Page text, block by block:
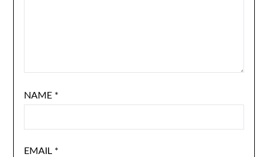
NAME *
EMAIL *